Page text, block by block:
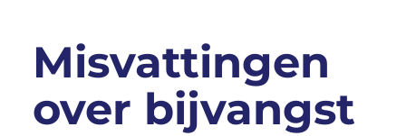
Misvattingen
over bijvangst